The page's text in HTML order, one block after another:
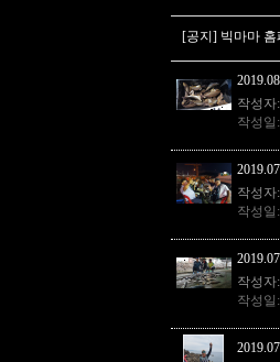
[공지] 빅마마
작성
작성
작성
작성
작성
작성